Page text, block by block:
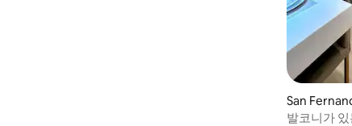
San
발코니가